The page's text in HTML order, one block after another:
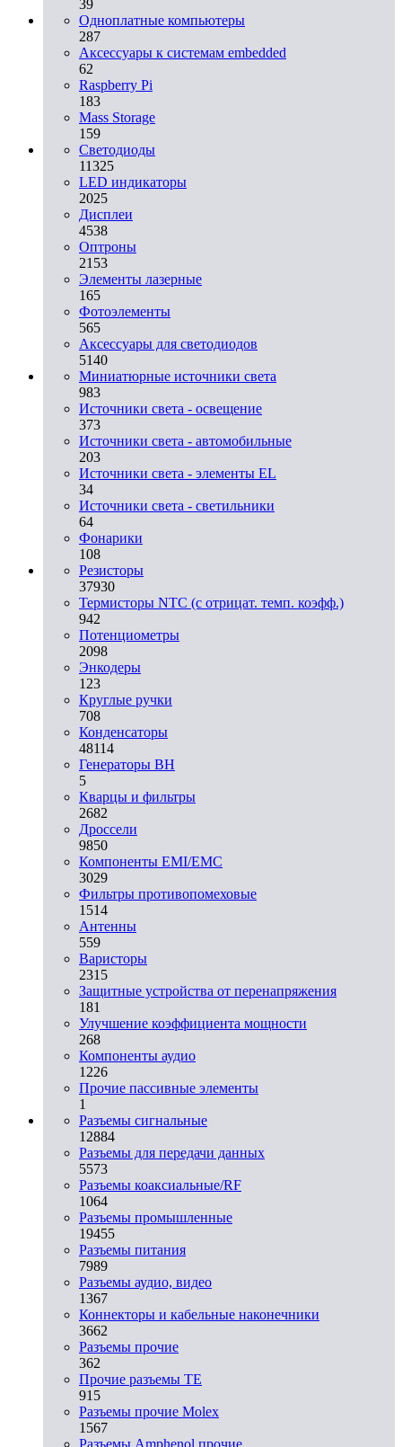
39
Одноплатные компьютеры
287
Аксессуары к системам embedded
62
Raspberry Pi
183
Mass Storage
159
Светодиоды
11325
LED индикаторы
2025
Дисплеи
4538
Оптроны
2153
Элементы лазерные
165
Фотоэлементы
565
Аксессуары для светодиодов
5140
Миниатюрные источники света
983
Источники света - освещение
373
Источники света - автомобильные
203
Источники света - элементы EL
34
Источники света - светильники
64
Фонарики
108
Резисторы
37930
Термисторы NTC (с отрицат. темп. коэфф.)
942
Потенциометры
2098
Энкодеры
123
Круглые ручки
708
Конденсаторы
48114
Генераторы ВН
5
Кварцы и фильтры
2682
Дроссели
9850
Компоненты EMI/EMC
3029
Фильтры противопомеховые
1514
Антенны
559
Варисторы
2315
Защитные устройства от перенапряжения
181
Улучшение коэффициента мощности
268
Компоненты аудио
1226
Прочие пассивные элементы
1
Разъeмы сигнальные
12884
Разъeмы для передачи данных
5573
Разъeмы коаксиальные/RF
1064
Разъeмы промышленные
19455
Разъeмы питания
7989
Разъeмы аудио, видео
1367
Коннекторы и кабельные наконечники
3662
Разъeмы прочие
362
Прочие разъемы TE
915
Разъемы прочие Molex
1567
Разъемы Amphenol прочие